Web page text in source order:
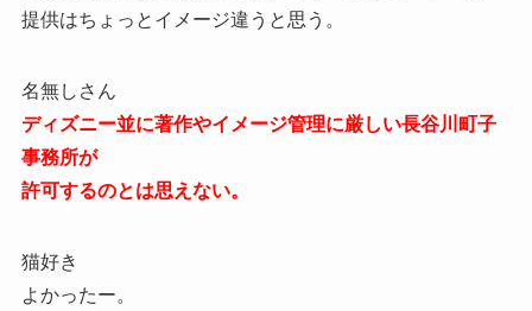
提供はちょっとイメージ違うと思う。
名無しさん
ディズニー並に著作やイメージ管理に厳しい長谷川町子
事務所が
許可するのとは思えない。
猫好き
よかったー。